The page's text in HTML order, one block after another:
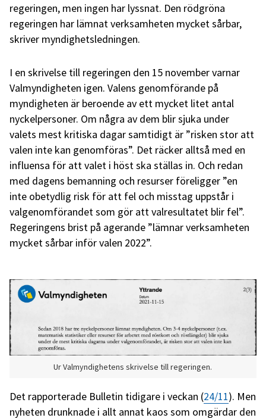
regeringen, men ingen har lyssnat. Den rödgröna
regeringen har lämnat verksamheten mycket sårbar,
skriver myndighetsledningen.
I en skrivelse till regeringen den 15 november varnar
Valmyndigheten igen. Valens genomförande på
myndigheten är beroende av ett mycket litet antal
nyckelpersoner. Om några av dem blir sjuka under
valets mest kritiska dagar samtidigt är ”risken stor att
valen inte kan genomföras”. Det räcker alltså med en
influensa för att valet i höst ska ställas in. Och redan
med dagens bemanning och resurser föreligger ”en
inte obetydlig risk för att fel och misstag uppstår i
valgenomförandet som gör att valresultatet blir fel”.
Regeringens brist på agerande ”lämnar verksamheten
mycket sårbar inför valen 2022”.
Ur Valmyndighetens skrivelse till regeringen.
Det rapporterade Bulletin tidigare i veckan (24/11). Men
nyheten drunknade i allt annat kaos som omgärdar den